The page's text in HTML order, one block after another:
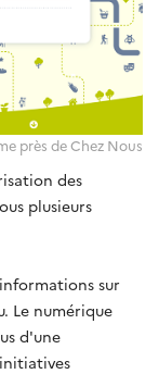
près de Chez Nous
des
plusieurs
sur
Le numérique
d'une